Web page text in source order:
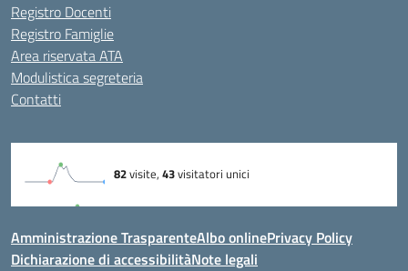
Registro Docenti
Registro Famiglie
Area riservata ATA
Modulistica segreteria
Contatti
Amministrazione TrasparenteAlbo onlinePrivacy Policy
Dichiarazione di accessibilitàNote legali